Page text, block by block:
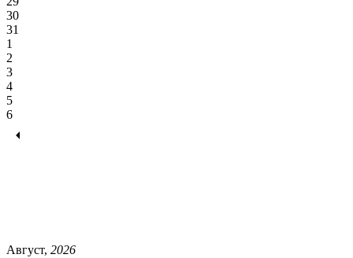
30
31
1
2
3
4
5
6
Август, 2026